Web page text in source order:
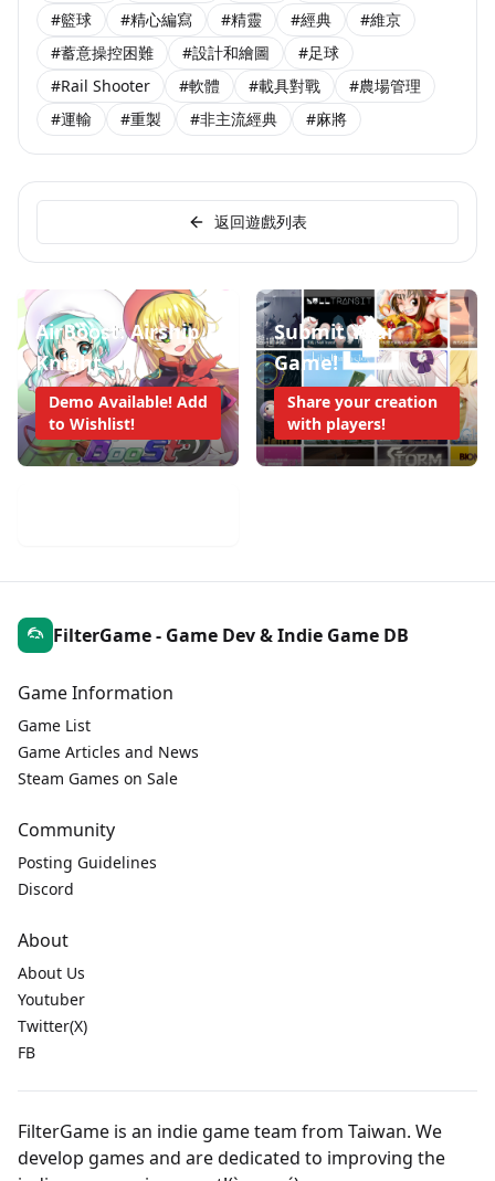
#籃球
#精心編寫 #精靈 #經典
#維京
#蓄意操控困難
#設計和繪圖
#足球
#Rail Shooter
#軟體 #載具對戰
#農場管理
#運輸
#重製 #非主流經典 #麻將
返回遊戲列表
AirBoost: Airship
Knight
Demo Available! Add
to Wishlist!
Submit Your
Game!
Share your creation
with players!
FilterGame - Game Dev & Indie Game DB
Game Information
Game List
Game Articles and News
Steam Games on Sale
Community
Posting Guidelines
Discord
About
About Us
Youtuber
Twitter(X)
FB
FilterGame is an indie game team from Taiwan. We
develop games and are dedicated to improving the